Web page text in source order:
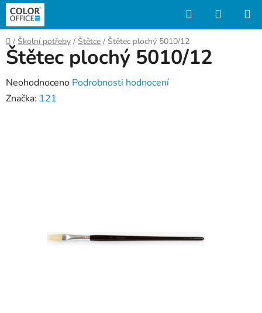
Přejít
obsah
Hledat
KOŠÍK
Domů
/ Školní potřeby / Štětce / Štětec plochý 5010/12
Štětec plochý 5010/12
Průměrné
hodnocení
Neohodnoceno Podrobnosti hodnocení
Značka: 121